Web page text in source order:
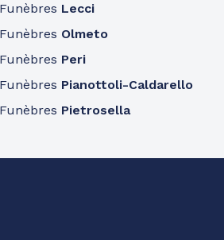
Lecci
Olmeto
Peri
Pianottoli-Caldarello
Pietrosella